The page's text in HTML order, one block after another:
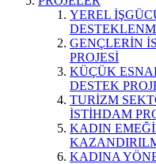
YEREL
GENÇLERİN
PROJESİ
KÜÇÜK
DESTEK
TURİZM
İSTİHDAM
KADIN
KADINA